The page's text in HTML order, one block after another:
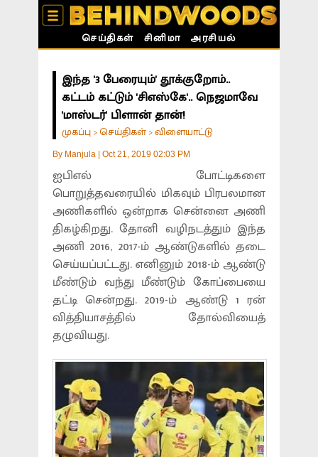
செய்திகள் சினிமா அரசியல்
இந்த '3 பேரையும்' தூக்குறோம்..
கட்டம் கட்டும் 'சிஎஸ்கே'.. நெஜமாவே
'மாஸ்டர்' பிளான் தான்!
முகப்பு >செய்திகள் >விளையாட்டு
By Manjula Oct 21, 2019 02:03 PM
ஐபிஎல் போட்டிகளை
பொறுத்தவரையில் மிகவும் பிரபலமான
அணிகளில் ஒன்றாக சென்னை அணி
திகழ்கிறது. தோனி வழிநடத்தும் இந்த
அணி 2016, 2017-ம் ஆண்டுகளில் தடை
செய்யப்பட்டது. எனினும் 2018-ம் ஆண்டு
மீண்டும் வந்து மீண்டும் கோப்பையை
தட்டி சென்றது. 2019-ம் ஆண்டு 1 ரன்
வித்தியாசத்தில் தோல்வியைத்
தழுவியது.